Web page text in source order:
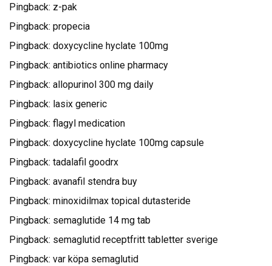
Pingback: z-pak
Pingback: propecia
Pingback: doxycycline hyclate 100mg
Pingback: antibiotics online pharmacy
Pingback: allopurinol 300 mg daily
Pingback: lasix generic
Pingback: flagyl medication
Pingback: doxycycline hyclate 100mg capsule
Pingback: tadalafil goodrx
Pingback: avanafil stendra buy
Pingback: minoxidilmax topical dutasteride
Pingback: semaglutide 14 mg tab
Pingback: semaglutid receptfritt tabletter sverige
Pingback: var köpa semaglutid